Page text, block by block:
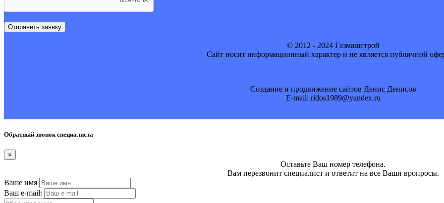
Отправить заявку
© 2012 - 2024 Газмашстрой
Cайт носит информационный характер и не является публичной
Создание и продвижение сайтов Денис Денисов
E-mail: ridos1989@yandex.ru
Обратный звонок специалиста
×
Оставьте Ваш номер телефона.
Вам перезвонит специалист и ответит на все Ваши вропросы.
Ваше имя
Ваш e-mail: